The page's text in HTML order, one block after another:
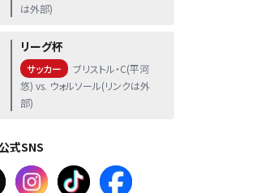
は外部)
リーグ杯
サッカー
ブリストル・C(平河
悠) vs. ウォルソール(リンクは外
部)
式SNS